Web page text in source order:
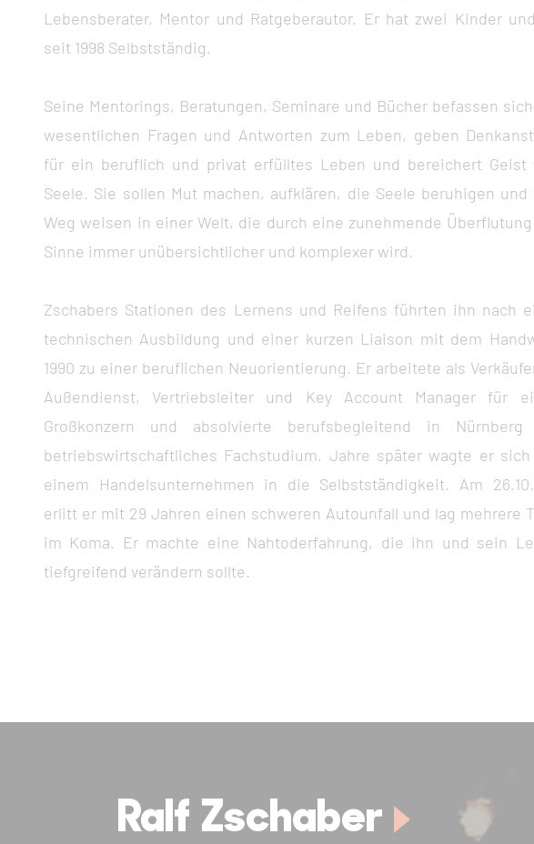
Lebensberater, Mentor und Ratgeberautor. Er hat zwei Kinder
seit 1998 Selbstständig.
Seine Mentorings, Beratungen, Seminare und Bücher befassen
wesentlichen Fragen und Antworten zum Leben, geben
für ein beruflich und privat erfülltes Leben und bereichert Geist
Seele. Sie sollen Mut machen, aufklären, die Seele beruhigen und
Weg weisen in einer Welt, die durch eine zunehmende
Sinne immer unübersichtlicher und komplexer wird.
Zschabers Stationen des Lernens und Reifens führten ihn nach
technischen Ausbildung und einer kurzen Liaison mit dem
1990 zu einer beruflichen Neuorientierung. Er arbeitete als
Außendienst, Vertriebsleiter und Key Account Manager für
Großkonzern und absolvierte berufsbegleitend in Nürnberg
betriebswirtschaftliches Fachstudium. Jahre später wagte er
einem Handelsunternehmen in die Selbstständigkeit. Am
erlitt er mit 29 Jahren einen schweren Autounfall und lag mehrere
im Koma. Er machte eine Nahtoderfahrung, die ihn und sein
tiefgreifend verändern sollte.
Ralf Zschaber